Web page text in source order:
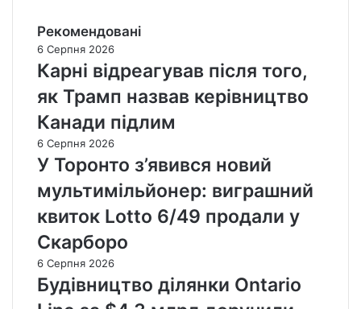
Рекомендовані
6 Серпня 2026
Карні відреагував після того,
як Трамп назвав керівництво
Канади підлим
6 Серпня 2026
У Торонто з’явився новий
мультимільйонер: виграшний
квиток Lotto 6/49 продали у
Скарборо
6 Серпня 2026
Будівництво ділянки Ontario